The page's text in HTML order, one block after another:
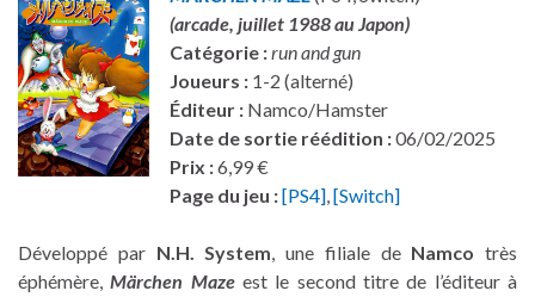
(arcade, juillet 1988 au Japon)
Catégorie :run and gun
Joueurs : 1-2 (alterné)
Éditeur : Namco/Hamster
Date de sortie réédition :06/02/2025
Prix :6,99 €
Page du jeu :[PS4],[Switch]
Développé par N.H. System, une filiale de Namco très
éphémère,Märchen Mazeest le second titre de l’éditeur à